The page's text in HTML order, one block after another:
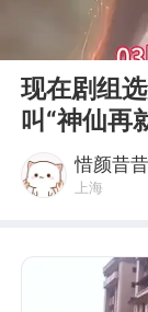
现在剧组
叫“神仙再
惜颜昔昔
上海